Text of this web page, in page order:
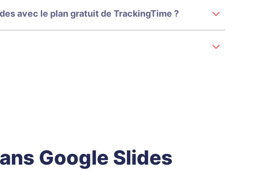
avec le plan gratuit de TrackingTime ?
Google Slides